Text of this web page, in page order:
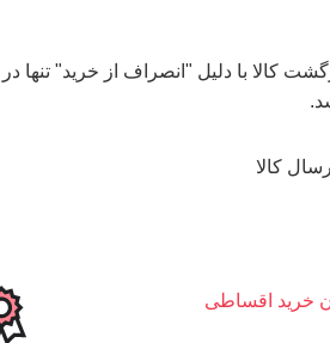
کالا با دلیل "انصراف از خرید" تنها
کالا
خرید اقساطی